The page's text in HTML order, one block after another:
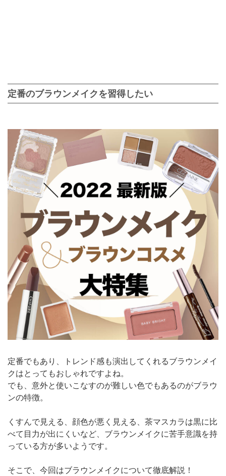
定番のブラウンメイクを習得したい
定番でもあり、トレンド感も演出してくれるブラウンメイ
クはとってもおしゃれですよね。
でも、意外と使いこなすのが難しい色でもあるのがブラウ
ンの特徴。
くすんで見える、顔色が悪く見える、茶マスカラは黒に比
べて目力が出にくいなど、ブラウンメイクに苦手意識を持
っている方が多いようです。
そこで、今回はブラウンメイクについて徹底解説！